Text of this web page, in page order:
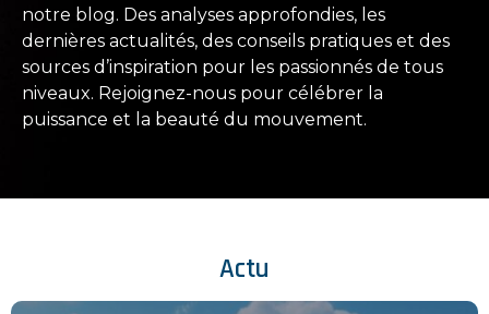
notre blog. Des analyses approfondies, les
dernières actualités, des conseils pratiques et des
sources d’inspiration pour les passionnés de tous
niveaux. Rejoignez-nous pour célébrer la
puissance et la beauté du mouvement.
Actu